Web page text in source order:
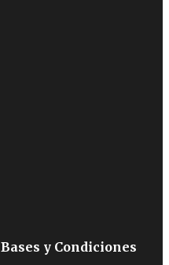
Bases y Condiciones